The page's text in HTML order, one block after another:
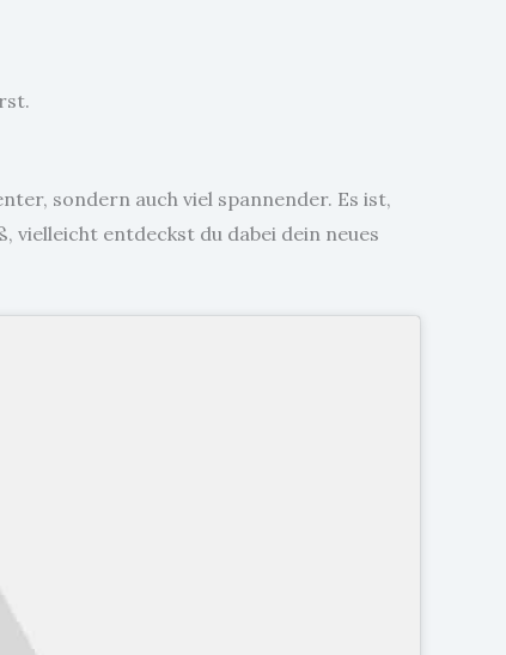
sondern auch viel spannender. Es ist,
vielleicht entdeckst du dabei dein neues